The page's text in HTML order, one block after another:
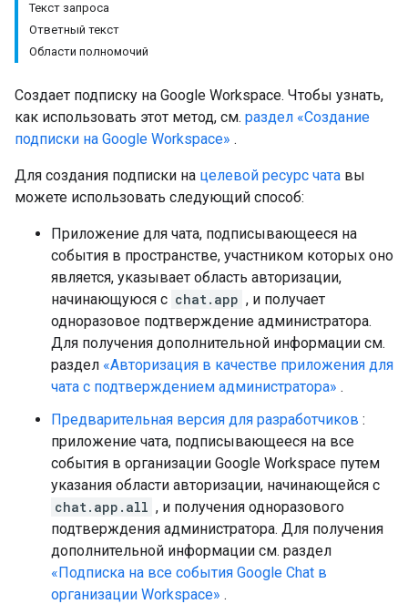
Текст запроса
Ответный текст
Области полномочий
Создает подписку на Google Workspace. Чтобы узнать,
как использовать этот метод, см. раздел «Создание
подписки на Google Workspace» .
Для создания подписки на целевой ресурс чата вы
можете использовать следующий способ:
Приложение для чата, подписывающееся на
события в пространстве, участником которых оно
является, указывает область авторизации,
начинающуюся с chat.app , и получает
одноразовое подтверждение администратора.
Для получения дополнительной информации см.
раздел «Авторизация в качестве приложения для
чата с подтверждением администратора» .
Предварительная версия для разработчиков :
приложение чата, подписывающееся на все
события в организации Google Workspace путем
указания области авторизации, начинающейся с
chat.app.all , и получения одноразового
подтверждения администратора. Для получения
дополнительной информации см. раздел
«Подписка на все события Google Chat в
организации Workspace» .